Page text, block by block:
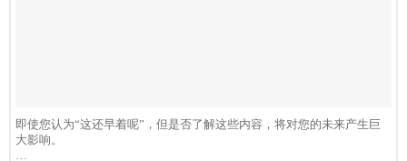
即使您认为“这还早着呢”，但是否了解这些内容，将对您的未来产生巨
大影响。